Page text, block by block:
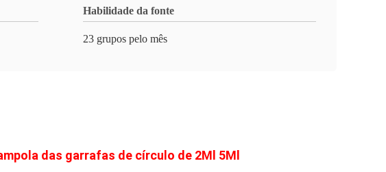
Habilidade da fonte
23 grupos pelo mês
das garrafas de círculo de 2Ml 5Ml